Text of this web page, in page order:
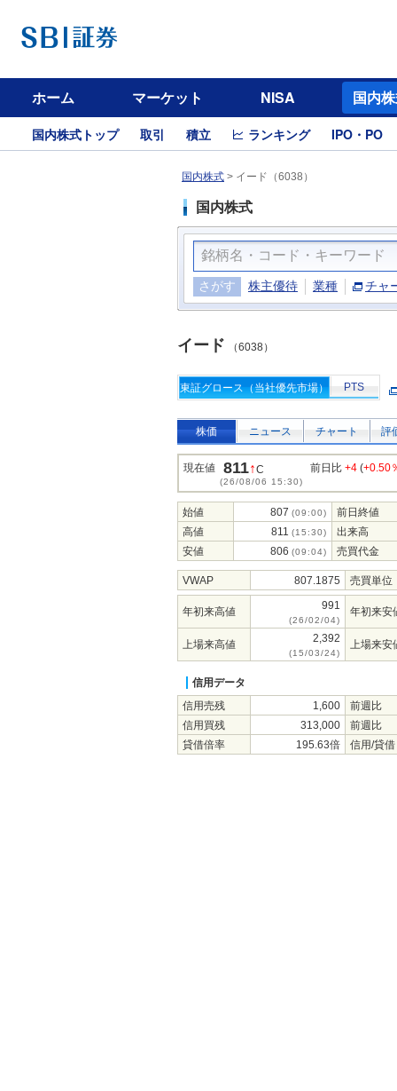
ホーム マーケット NISA 国内
国内株式トップ 取引 積立 ランキング IPO・PO
国内株式 > イード（6038）
国内株式
さがす 株主優待 業種 チャ
イード （6038）
東証グロース（当社優先市場） PTS
株価 ニュース チャート 評
現在値 811↑C
(26/08/06 15:30)
前日比 +4 (+0.50
始値 807 (09:00)
前日終値
高値
811 (15:30)
出来高
安値
806 (09:04) 売買代金
VWAP 807.1875 売買単位
年初来高値 991
(26/02/04)
年初来安
上場来高値 2,392
(15/03/24)
上場来安
信用データ
信用売残
1,600
前週比
信用買残
313,000
前週比
貸借倍率
195.63倍 信用/貸借